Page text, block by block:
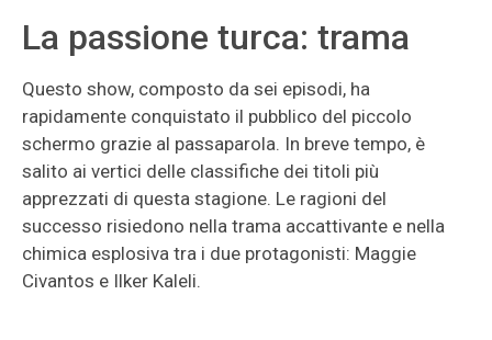
La passione turca: trama
Questo show, composto da sei episodi, ha
rapidamente conquistato il pubblico del piccolo
schermo grazie al passaparola. In breve tempo, è
salito ai vertici delle classifiche dei titoli più
apprezzati di questa stagione. Le ragioni del
successo risiedono nella trama accattivante e nella
chimica esplosiva tra i due protagonisti: Maggie
Civantos e Ilker Kaleli.